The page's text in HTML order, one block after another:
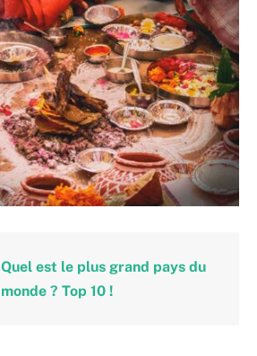
Quel est le plus grand pays du
monde ? Top 10 !